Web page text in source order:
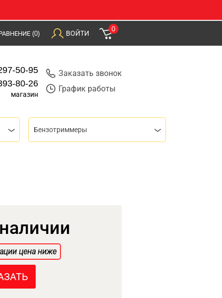
(0) ВОЙТИ
0
50-95
80-26
магазин
Заказать звонок
График работы
Бензотриммеры
цена ниже